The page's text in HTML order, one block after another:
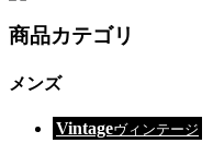
商品カテゴリ
メンズ
Vintageヴィンテージ